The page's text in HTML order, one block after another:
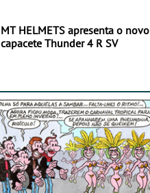
MT HELMETS apresenta o novo
capacete Thunder 4 R SV